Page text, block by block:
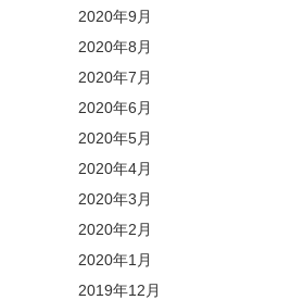
2020年9月
2020年8月
2020年7月
2020年6月
2020年5月
2020年4月
2020年3月
2020年2月
2020年1月
2019年12月